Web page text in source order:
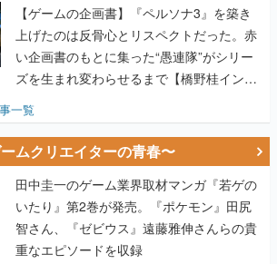
【ゲームの企画書】『ペルソナ3』を築き
上げたのは反骨心とリスペクトだった。赤
い企画書のもとに集った“愚連隊”がシリー
ズを生まれ変わらせるまで【橋野桂インタ
一覧
ムクリエイターの青春〜
田中圭一のゲーム業界取材マンガ『若ゲの
いたり』第2巻が発売。『ポケモン』田尻
智さん、『ゼビウス』遠藤雅伸さんらの貴
重なエピソードを収録